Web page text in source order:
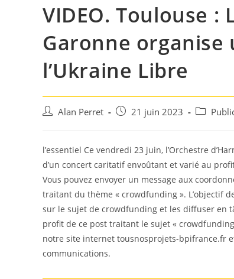
VIDEO. Toulouse :
Garonne
l’Ukraine Libre
Auteur/autrice
publication :
Alan Perret
Post 21 juin 2023
Post
l’essentiel Ce vendredi 23 juin, l’Orchestre
d’un concert caritatif envoûtant et varié au
Vous pouvez envoyer un message aux
traitant du thème « crowdfunding ». L’objectif
sur le sujet de crowdfunding et les diffuser en
profit de ce post traitant le sujet «
notre site internet tousnosprojets-bpifrance.fr
communications.